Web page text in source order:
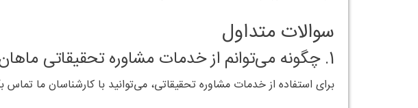
سوالات متداول
1. چگونه می‌توانم از خدمات مشاوره تحقیقاتی ماهان استفاده کنم؟
برای استفاده از خدمات مشاوره تحقیقاتی، می‌توانید با کارشناسان ما